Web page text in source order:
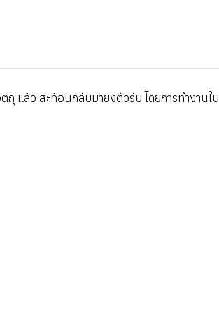
แล้ว สะท้อนกลับมายังตัวรับ โดยการทำงานใน